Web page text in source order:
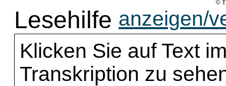
Lesehilfe anzeigen/
Klicken Sie auf Text
Transkription zu